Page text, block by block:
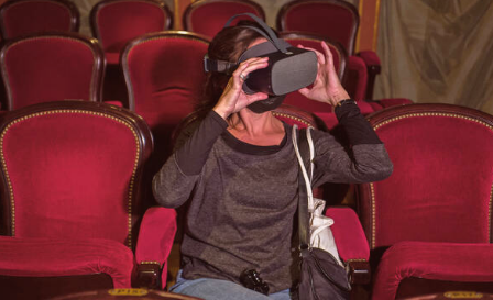
Accueil
Le collectif
Nos actualités
Notre « Incolettre » mensuelle
Recherche